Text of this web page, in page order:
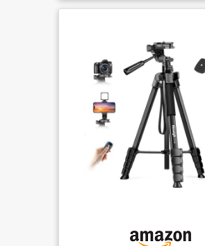
transport d'un trépied. Les pieds
sections avec verrous à bascule
être rapidement pliés de 185 cm à
courte de 45 cm (environ 17
excellente aide pendant le voyage.
Stabilité】 Le trépied supporte 6,35
poids suspendus au crochet
colonne centrale empêchent le
basculer. Les pieds en caoutchouc
offrent une prise ferme pour une
les tapis d'intérieur, les surfaces
surfaces extérieures inégales. 【
】 Équipé d'une plaque à
standard de 1/4 " (0,5 cm) pour
transitions rapides entre les prises
trépied prend en charge reflex
un étui de transport réutilisable.
pendant la période de garantie pour